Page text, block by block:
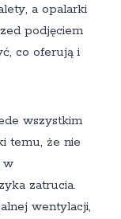
a opalarki
podjęciem
co oferują i
wszystkim
temu, że nie
w
zatrucia.
wentylacji,